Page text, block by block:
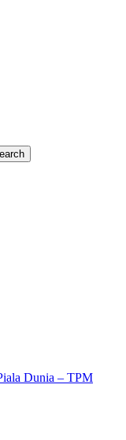
Dunia – TPM